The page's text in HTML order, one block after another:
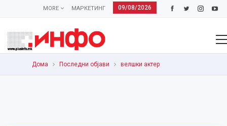
09/08/2026
МАРКЕТИНГ
MORE
Дома Последни објави велшки актер